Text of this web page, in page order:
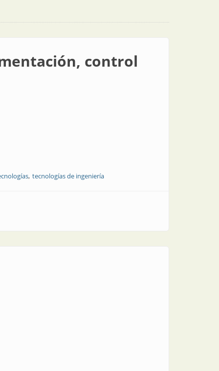
control
tecnologías de ingeniería